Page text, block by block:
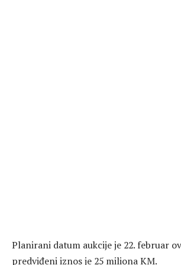
Planirani datum aukcije je 22. februar
predviđeni iznos je 25 miliona KM.